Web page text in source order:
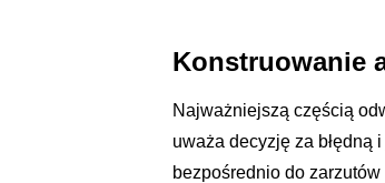
Konstruowanie
Najważniejszą częścią
uważa decyzję za błędną
bezpośrednio do